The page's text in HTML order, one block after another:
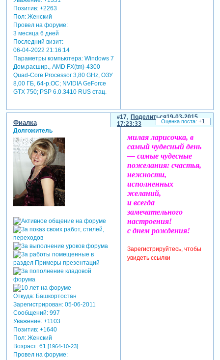
Позитив: +2263
Пол:Женский
Провел на форуме:
3 месяца 6 дней
Последний визит:
06-04-2022 21:16:14
Параметры компьютера:Windows 7
Дом.расшир., AMD FX(tm)-4300
Quad-Core Processor 3,80 GHz, ОЗУ
8,00 ГБ, 64-р.ОС; NVIDIA GeForce
GTX 750; PSP 6.0.3410 RUS стац.
Поделиться
17
19-03-2015
17:23:33
Фиалка
Долгожитель
Откуда:Башкортостан
Зарегистрирован: 05-06-2011
Сообщений:997
Уважение: +1103
Позитив: +1640
Пол:Женский
Возраст:61 [1964-10-23]
Провел на форуме:
милая ларисочка, в
самый чудесный день
— самые чудесные
пожелания: счастья,
нежности,
исполненных
желаний,
и всегда
замечательного
настроения!
с днем рождения!
Зарегистрируйтесь, чтобы
увидеть ссылки
+1